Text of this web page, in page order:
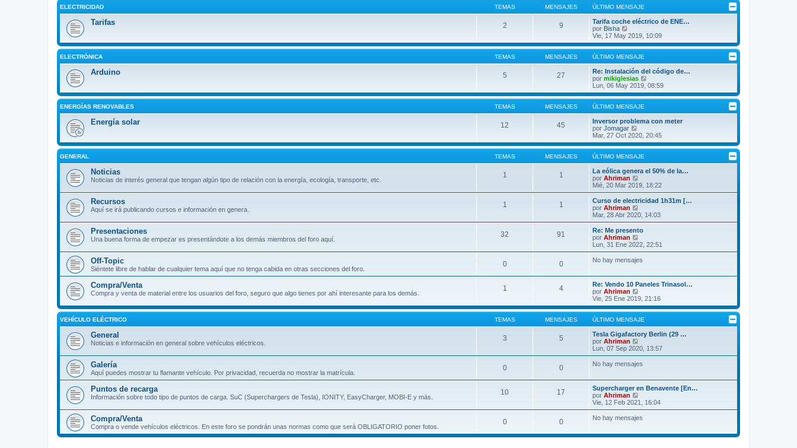
n
a
j
e
ELECTRICIDAD TEMAS MENSAJES ÚLTIMO MENSAJE
Tarifas 2 9
Tarifa coche eléctrico de ENE…
por Bisha
e
r
ú
l
t
i
m
o
m
e
n
s
a
j
e
Vie, 17 May 2019, 10:09
ELECTRÓNICA TEMAS MENSAJES ÚLTIMO MENSAJE
Arduino 5 27
Re: Instalación del código de…
por mikiglesias
e
r
ú
t
i
o
m
e
s
a
e
Lun, 06 May 2019, 08:59
ENERGÍAS RENOVABLES TEMAS MENSAJES ÚLTIMO MENSAJE
Energía solar 12 45
Inversor problema con meter
por Jomagar
e
r
ú
l
t
i
m
o
m
e
n
s
j
e
Mar, 27 Oct 2020, 20:45
GENERAL TEMAS MENSAJES ÚLTIMO MENSAJE
Noticias
Noticias de interés general que tengan algún tipo de relación con la energía, ecología, transporte, etc.
1 1
La eólica genera el 50% de la…
por Ahriman
e
r
ú
t
o
m
e
s
j
e
Mié, 20 Mar 2019, 18:22
Recursos
Aquí se irá publicando cursos e información en genera.
1 1
Curso de electricidad 1h31m […
por Ahriman
e
r
ú
t
o
e
n
a
j
e
Mar, 28 Abr 2020, 14:03
Presentaciones
Una buena forma de empezar es presentándote a los demás miembros del foro aquí.
32 91
Re: Me presento
por Ahriman
e
r
ú
m
m
e
n
s
a
j
Lun, 31 Ene 2022, 22:51
Off-Topic
Siéntete libre de hablar de cualquier tema aquí que no tenga cabida en otras secciones del foro.
0 0 No hay mensajes
Compra/Venta
Compra y venta de material entre los usuarios del foro, seguro que algo tienes por ahí interesante para los demás.
1 4
Re: Vendo 10 Paneles Trinasol…
por Ahriman
e
r
ú
l
t
i
o
m
e
a
j
Vie, 25 Ene 2019, 21:16
VEHÍCULO ELÉCTRICO TEMAS MENSAJES ÚLTIMO MENSAJE
General
Noticias e información en general sobre vehículos eléctricos.
3 5
Tesla Gigafactory Berlin (29 …
por Ahriman
e
r
ú
i
m
m
e
n
a
Lun, 07 Sep 2020, 13:57
Galería
Aquí puedes mostrar tu flamante vehículo. Por privacidad, recuerda no mostrar la matrícula.
0 0 No hay mensajes
Puntos de recarga
Información sobre todo tipo de puntos de carga. SuC (Superchargers de Tesla), IONITY, EasyCharger, MOBI-E y más.
10 17
Supercharger en Benavente [En…
por Ahriman
e
r
ú
i
Vie, 12 Feb 2021, 16:04
Compra/Venta
Compra o vende vehículos eléctricos. En este foro se pondrán unas normas como que será OBLIGATORIO poner fotos.
0 0 No hay mensajes